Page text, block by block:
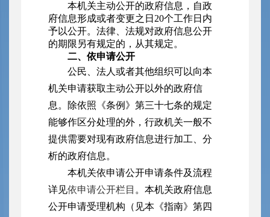
本机关主动公开的政府信息，自政
府信息形成或者变更之日20个工作日内
予以公开。法律、法规对政府信息公开
的期限另有规定的，从其规定。
二、依申请公开
公民、法人或者其他组织可以向本
机关申请获取主动公开以外的政府信
息。除依照《条例》第三十七条的规定
能够作区分处理的外，行政机关一般不
提供需要对现有政府信息进行加工、分
析的政府信息。
本机关依申请公开申请条件及流程
详见依申请公开栏目 。本机关政府信息
公开申请受理机构（见本《指南》第四